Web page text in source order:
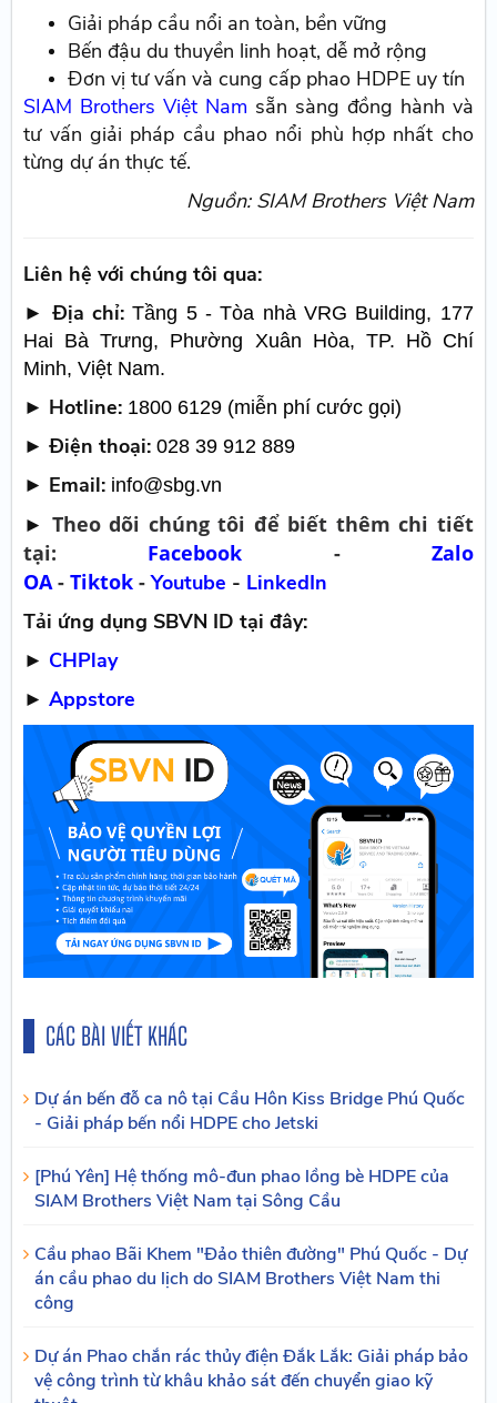
Giải pháp cầu nổi an toàn, bền vững
Bến đậu du thuyền linh hoạt, dễ mở rộng
Đơn vị tư vấn và cung cấp phao HDPE uy tín
SIAM Brothers Việt Nam sẵn sàng đồng hành và
tư vấn giải pháp cầu phao nổi phù hợp nhất cho
từng dự án thực tế.
Nguồn: SIAM Brothers Việt Nam
Liên hệ với chúng tôi qua:
► Địa chỉ:Tầng 5 - Tòa nhà VRG Building, 177
Hai Bà Trưng, Phường Xuân Hòa, TP. Hồ Chí
Minh, Việt Nam.
► Hotline: 1800 6129 (miễn phí cước gọi)
► Điện thoại: 028 39 912 889
► Email: info@sbg.vn
► Theo dõi chúng tôi để biết thêm chi tiết
tại:
Facebook - Zalo
OA-Tiktok - Youtube - LinkedIn
Tải ứng dụng SBVN ID tại đây:
► CHPlay
►Appstore
CÁC BÀI VIẾT KHÁC
Dự án bến đỗ ca nô tại Cầu Hôn Kiss Bridge Phú Quốc
- Giải pháp bến nổi HDPE cho Jetski
[Phú Yên] Hệ thống mô-đun phao lồng bè HDPE của
SIAM Brothers Việt Nam tại Sông Cầu
Cầu phao Bãi Khem "Đảo thiên đường" Phú Quốc - Dự
án cầu phao du lịch do SIAM Brothers Việt Nam thi
công
Dự án Phao chắn rác thủy điện Đắk Lắk: Giải pháp bảo
vệ công trình từ khâu khảo sát đến chuyển giao kỹ